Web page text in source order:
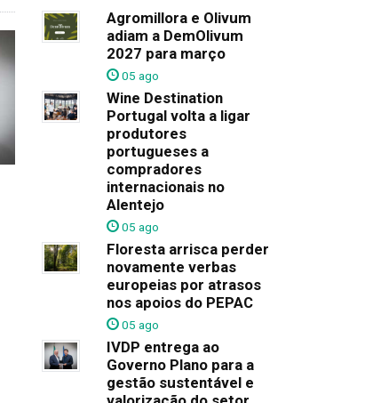
Agromillora e Olivum
adiam a DemOlivum
2027 para março
05 ago
Wine Destination
Portugal volta a ligar
produtores
portugueses a
compradores
internacionais no
Alentejo
05 ago
Floresta arrisca perder
novamente verbas
europeias por atrasos
nos apoios do PEPAC
05 ago
IVDP entrega ao
Governo Plano para a
gestão sustentável e